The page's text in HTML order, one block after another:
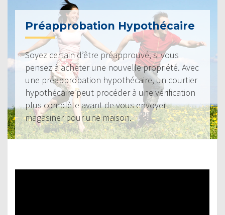
Préapprobation Hypothécaire
Soyez certain d’être préapprouvé, si vous
pensez à acheter une nouvelle propriété. Avec
une préapprobation hypothécaire, un courtier
hypothécaire peut procéder à une vérification
plus complète avant de vous envoyer
magasiner pour une maison.